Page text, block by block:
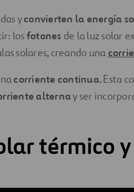
yconvierten la energía
losfotones de la luz solar
solares, creando una
corriente continua. Esta
alternay ser
térmico